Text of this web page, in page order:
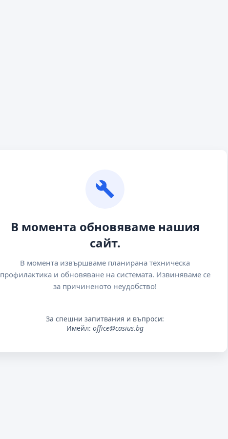
В момента обновяваме нашия
сайт.
В момента извършваме планирана техническа
профилактика и обновяване на системата. Извиняваме се
за причиненото неудобство!
За спешни запитвания и въпроси:
Имейл: office@casius.bg